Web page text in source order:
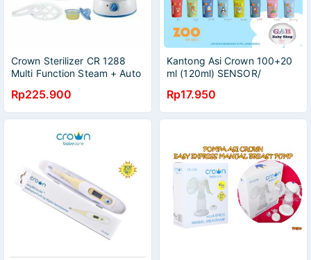
Crown Sterilizer CR 1288
Multi Function Steam + Auto
Multifungsi CR 1288 promo
s1
Rp225.900
Kantong Asi Crown 100+20
ml (120ml) SENSOR/
Rp17.950